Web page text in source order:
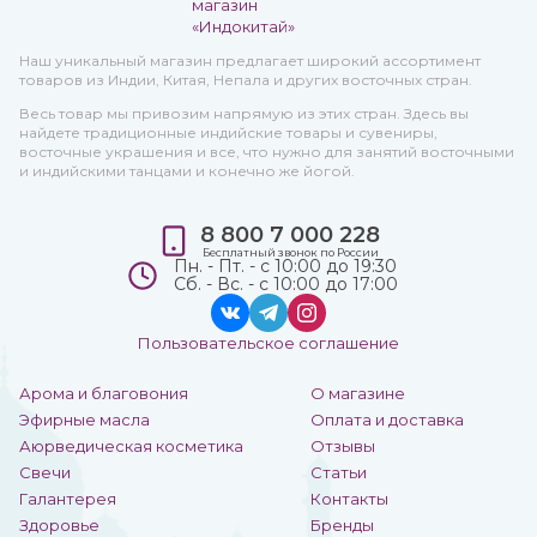
Наш уникальный магазин предлагает широкий ассортимент
товаров из Индии, Китая, Непала и других восточных стран.
Весь товар мы привозим напрямую из этих стран. Здесь вы
найдете традиционные индийские товары и сувениры,
восточные украшения и все, что нужно для занятий восточными
и индийскими танцами и конечно же йогой.
Арома и благовония
Эфирные масла
Аюрведическая косметика
Свечи
Галантерея
Здоровье
О магазине
Оплата и доставка
Отзывы
Статьи
Контакты
Бренды
8 800 7 000 228
Бесплатный звонок по России
Пн. - Пт. - с 10:00 до 19:30
Сб. - Вс. - с 10:00 до 17:00
Пользовательское соглашение